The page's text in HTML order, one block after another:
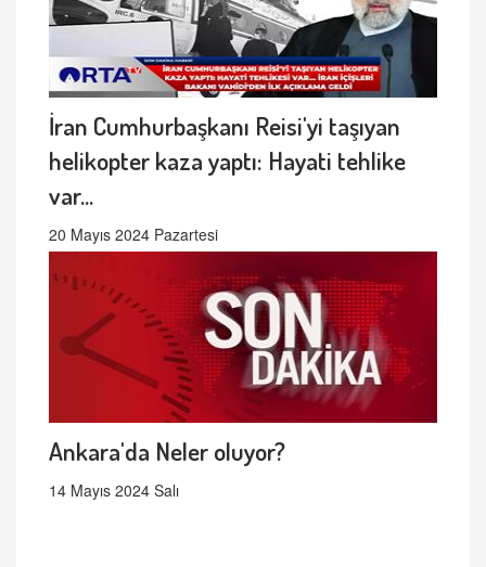
İran Cumhurbaşkanı Reisi'yi taşıyan
helikopter kaza yaptı: Hayati tehlike
var...
20 Mayıs 2024 Pazartesi
Ankara'da Neler oluyor?
14 Mayıs 2024 Salı